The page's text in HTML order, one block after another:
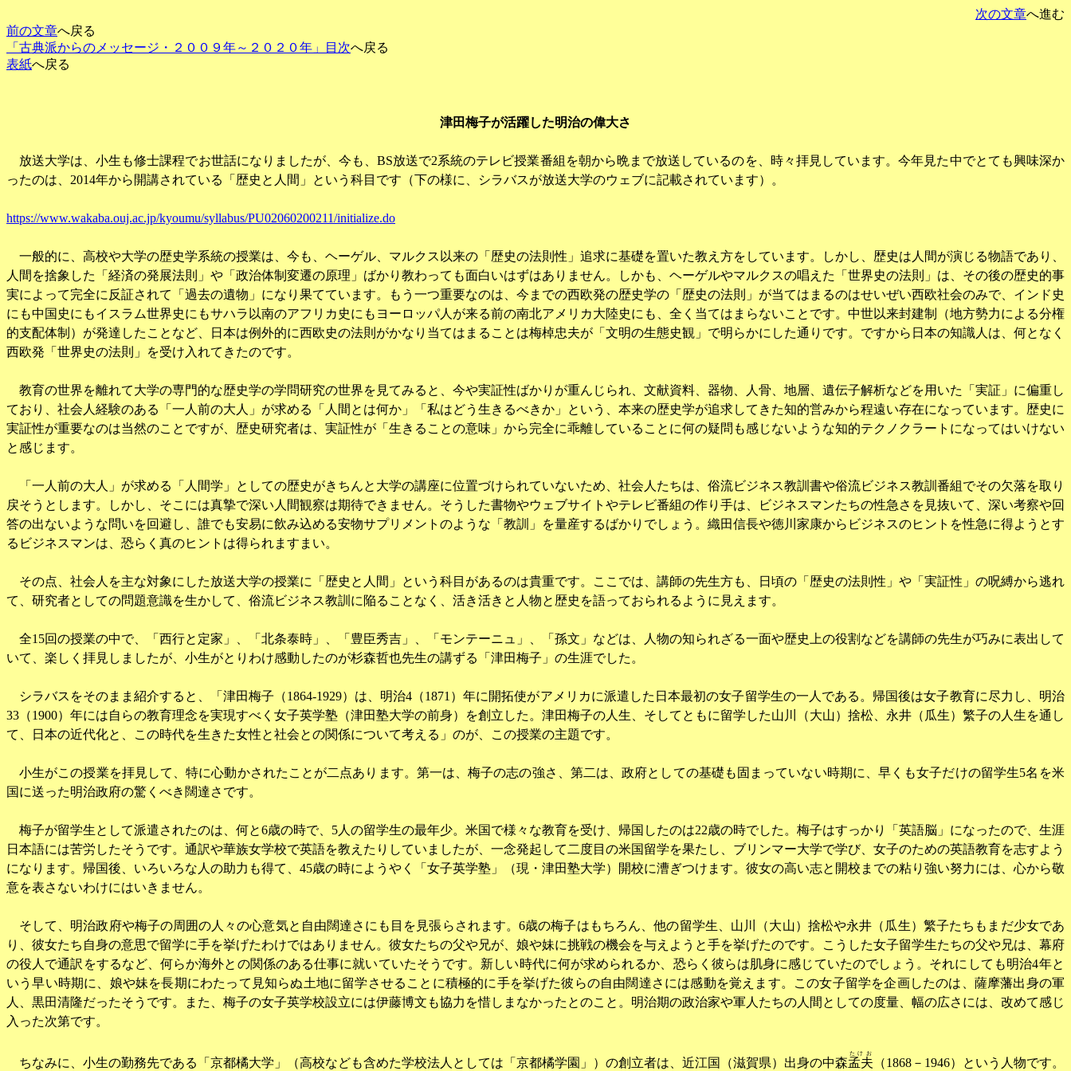
次の文章へ進む
前の文章へ戻る
「古典派からのメッセージ・２００９年～２０２０年」目次へ戻る
表紙へ戻る
津田梅子が活躍した明治の偉大さ
放送大学は、小生も修士課程でお世話になりましたが、今も、 BS放送で2系統のテレビ授業番組を朝から晩まで放送しているのを、時々拝見しています。今年見た中でとても興味深か
ったのは、 2014年から開講されている「歴史と人間」という科目です（下の様に、シラバスが放送大学のウェブに記載されています）。
https://www.wakaba.ouj.ac.jp/kyoumu/syllabus/PU02060200211/initialize.do
一般的に、高校や大学の歴史学系統の授業は、今も、ヘーゲル、マルクス以来の「歴史の法則性」追求に基礎を置いた教え方をしています。しかし、歴史は人間が演じる物語であり、
人間を捨象した「経済の発展法則」や「政治体制変遷の原理」ばかり教わっても面白いはずはありません。しかも、ヘーゲルやマルクスの唱えた「世界史の法則」は、その後の歴史的事
実によって完全に反証されて「過去の遺物」になり果てています。もう一つ重要なのは、今までの西欧発の歴史学の「歴史の法則」が当てはまるのはせいぜい西欧社会のみで、インド史
にも中国史にもイスラム世界史にもサハラ以南のアフリカ史にもヨーロッパ人が来る前の南北アメリカ大陸史にも、全く当てはまらないことです。中世以来封建制（地方勢力による分権
的支配体制）が発達したことなど、日本は例外的に西欧史の法則がかなり当てはまることは梅棹忠夫が「文明の生態史観」で明らかにした通りです。ですから日本の知識人は、何となく
西欧発「世界史の法則」を受け入れてきたのです。
教育の世界を離れて大学の専門的な歴史学の学問研究の世界を見てみると、今や実証性ばかりが重んじられ、文献資料、器物、人骨、地層、遺伝子解析などを用いた「実証」に偏重し
ており、社会人経験のある「一人前の大人」が求める「人間とは何か」「私はどう生きるべきか」という、本来の歴史学が追求してきた知的営みから程遠い存在になっています。歴史に
実証性が重要なのは当然のことですが、歴史研究者は、実証性が「生きることの意味」から完全に乖離していることに何の疑問も感じないような知的テクノクラートになってはいけない
と感じます。
「一人前の大人」が求める「人間学」としての歴史がきちんと大学の講座に位置づけられていないため、社会人たちは、俗流ビジネス教訓書や俗流ビジネス教訓番組でその欠落を取り
戻そうとします。しかし、そこには真摯で深い人間観察は期待できません。そうした書物やウェブサイトやテレビ番組の作り手は、ビジネスマンたちの性急さを見抜いて、深い考察や回
答の出ないような問いを回避し、誰でも安易に飲み込める安物サプリメントのような「教訓」を量産するばかりでしょう。織田信長や徳川家康からビジネスのヒントを性急に得ようとす
るビジネスマンは、恐らく真のヒントは得られますまい。
その点、社会人を主な対象にした放送大学の授業に「歴史と人間」という科目があるのは貴重です。ここでは、講師の先生方も、日頃の「歴史の法則性」や「実証性」の呪縛から逃れ
て、研究者としての問題意識を生かして、俗流ビジネス教訓に陥ることなく、活き活きと人物と歴史を語っておられるように見えます。
全15回の授業の中で、「西行と定家」、「北条泰時」、「豊臣秀吉」、「モンテーニュ」、「孫文」などは、人物の知られざる一面や歴史上の役割などを講師の先生が巧みに表出して
いて、楽しく拝見しましたが、小生がとりわけ感動したのが杉森哲也先生の講ずる「津田梅子」の生涯でした。
シラバスをそのまま紹介すると、「津田梅子（1864-1929）は、明治4 （1871 ）年に開拓使がアメリカに派遣した日本最初の女子留学生の一人である。帰国後は女子教育に尽力し、明治
33 （1900）年には自らの教育理念を実現すべく女子英学塾（津田塾大学の前身）を創立した。津田梅子の人生、そしてともに留学した山川（大山）捨松、永井（瓜生）繁子の人生を通し
て、日本の近代化と、この時代を生きた女性と社会との関係について考える」のが、この授業の主題です。
小生がこの授業を拝見して、特に心動かされたことが二点あります。第一は、梅子の志の強さ、第二は、政府としての基礎も固まっていない時期に、早くも女子だけの留学生5名を米
国に送った明治政府の驚くべき闊達さです。
梅子が留学生として派遣されたのは、何と6歳の時で、 5人の留学生の最年少。米国で様々な教育を受け、帰国したのは22歳の時でした。梅子はすっかり「英語脳」になったので、生涯
日本語には苦労したそうです。通訳や華族女学校で英語を教えたりしていましたが、一念発起して二度目の米国留学を果たし、ブリンマー大学で学び、女子のための英語教育を志すよう
になります。帰国後、いろいろな人の助力も得て、 45歳の時にようやく「女子英学塾」（現・津田塾大学）開校に漕ぎつけます。彼女の高い志と開校までの粘り強い努力には、心から敬
意を表さないわけにはいきません。
そして、明治政府や梅子の周囲の人々の心意気と自由闊達さにも目を見張らされます。 6歳の梅子はもちろん、他の留学生、山川（大山）捨松や永井（瓜生）繁子たちもまだ少女であ
り、彼女たち自身の意思で留学に手を挙げたわけではありません。彼女たちの父や兄が、娘や妹に挑戦の機会を与えようと手を挙げたのです。こうした女子留学生たちの父や兄は、幕府
の役人で通訳をするなど、何らか海外との関係のある仕事に就いていたそうです。新しい時代に何が求められるか、恐らく彼らは肌身に感じていたのでしょう。それにしても明治4年と
いう早い時期に、娘や妹を長期にわたって見知らぬ土地に留学させることに積極的に手を挙げた彼らの自由闊達さには感動を覚えます。この女子留学を企画したのは、薩摩藩出身の軍
人、黒田清隆だったそうです。また、梅子の女子英学校設立には伊藤博文も協力を惜しまなかったとのこと。明治期の政治家や軍人たちの人間としての度量、幅の広さには、改めて感じ
入った次第です。
ちなみに、小生の勤務先である「京都橘大学」（高校なども含めた学校法人としては「京都橘学園」）の創立者は、近江国（滋賀県）出身の中森孟夫
たけお
（1868 － 1946）という人物です。